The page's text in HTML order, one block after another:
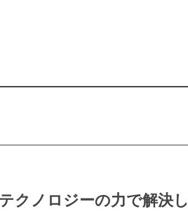
クノロジーの力で解決